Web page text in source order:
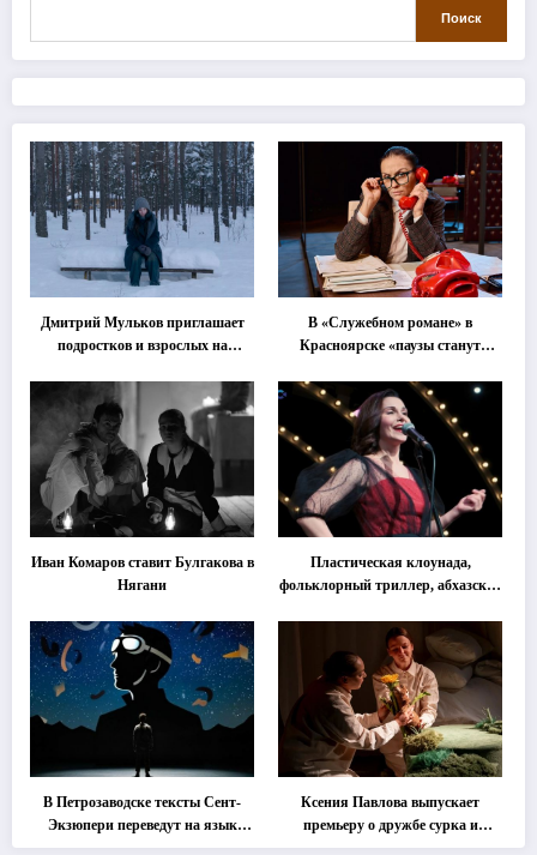
Поиск
Дмитрий Мульков приглашает
подростков и взрослых на
В «Служебном романе» в
Красноярске «паузы станут
Иван Комаров ставит Булгакова в
Нягани
Пластическая клоунада,
фольклорный триллер, абхазская
втором этапе фестиваля
«Монокль»
В Петрозаводске тексты Сент-
Экзюпери переведут на язык
современной хореографии
Ксения Павлова выпускает
премьеру о дружбе сурка и
одуванчика